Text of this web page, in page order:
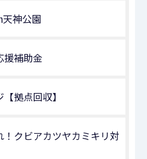
神公園
援補助金
拠点回収】
クビアカツヤカミキリ対